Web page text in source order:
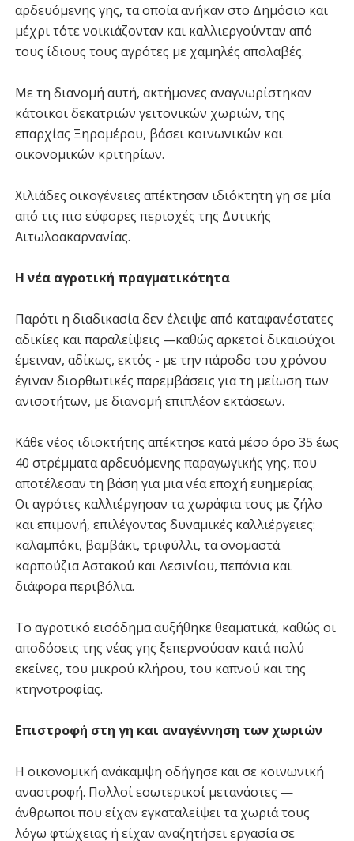
αρδευόμενης γης, τα οποία ανήκαν στο Δημόσιο και
μέχρι τότε νοικιάζονταν και καλλιεργούνταν από
τους ίδιους τους αγρότες με χαμηλές απολαβές.
Με τη διανομή αυτή, ακτήμονες αναγνωρίστηκαν
κάτοικοι δεκατριών γειτονικών χωριών, της
επαρχίας Ξηρομέρου, βάσει κοινωνικών και
οικονομικών κριτηρίων.
Χιλιάδες οικογένειες απέκτησαν ιδιόκτητη γη σε μία
από τις πιο εύφορες περιοχές της Δυτικής
Αιτωλοακαρνανίας.
Η νέα αγροτική πραγματικότητα
Παρότι η διαδικασία δεν έλειψε από καταφανέστατες
αδικίες και παραλείψεις —καθώς αρκετοί δικαιούχοι
έμειναν, αδίκως, εκτός - με την πάροδο του χρόνου
έγιναν διορθωτικές παρεμβάσεις για τη μείωση των
ανισοτήτων, με διανομή επιπλέον εκτάσεων.
Κάθε νέος ιδιοκτήτης απέκτησε κατά μέσο όρο 35 έως
40 στρέμματα αρδευόμενης παραγωγικής γης, που
αποτέλεσαν τη βάση για μια νέα εποχή ευημερίας.
Οι αγρότες καλλιέργησαν τα χωράφια τους με ζήλο
και επιμονή, επιλέγοντας δυναμικές καλλιέργειες:
καλαμπόκι, βαμβάκι, τριφύλλι, τα ονομαστά
καρπούζια Αστακού και Λεσινίου, πεπόνια και
διάφορα περιβόλια.
Το αγροτικό εισόδημα αυξήθηκε θεαματικά, καθώς οι
αποδόσεις της νέας γης ξεπερνούσαν κατά πολύ
εκείνες, του μικρού κλήρου, του καπνού και της
κτηνοτροφίας.
Επιστροφή στη γη και αναγέννηση των χωριών
Η οικονομική ανάκαμψη οδήγησε και σε κοινωνική
αναστροφή. Πολλοί εσωτερικοί μετανάστες —
άνθρωποι που είχαν εγκαταλείψει τα χωριά τους
λόγω φτώχειας ή είχαν αναζητήσει εργασία σε